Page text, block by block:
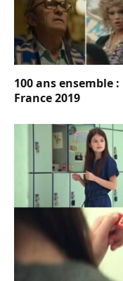
100 ans ensemble
France 2019